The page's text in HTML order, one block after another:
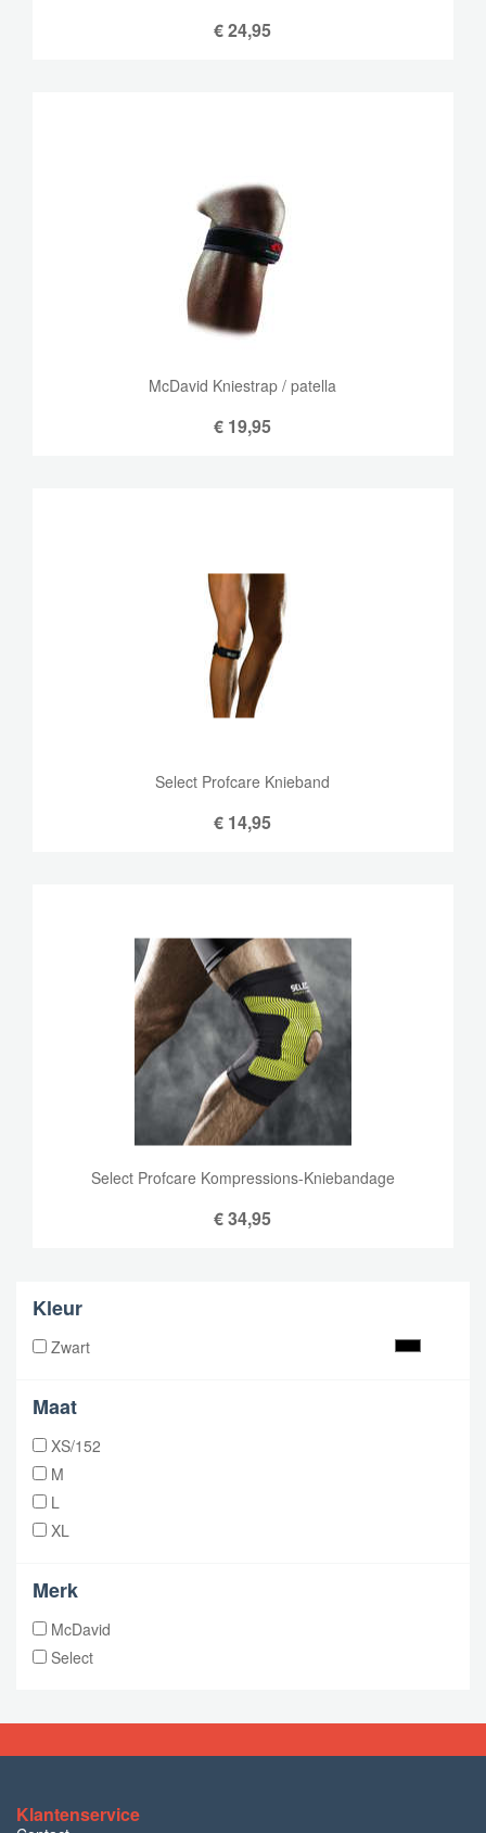
€24,95
McDavid Kniestrap / patella
€ 19,95
Select Profcare Knieband
€ 14,95
Select Profcare Kompressions-Kniebandage
€34,95
Kleur
Zwart
Maat
XS/152
M
L
XL
Merk
McDavid
Select
Klantenservice